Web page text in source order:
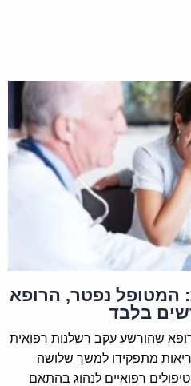
המטופל נפטר, הרופא
בלבד
שהורשע עקב רשלנות רפואית
מתפקידו למשך שלושה
רפואיים לנהוג בהתאם